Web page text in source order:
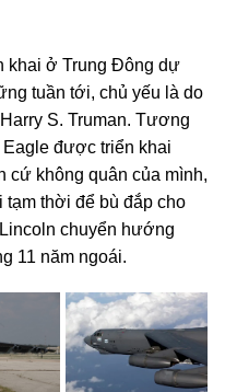
khai ở Trung Đông dự
tuần tới, chủ yếu là do
S. Truman. Tương
được triển khai
cứ không quân của mình,
thời để bù đắp cho
chuyển hướng
11 năm ngoái.